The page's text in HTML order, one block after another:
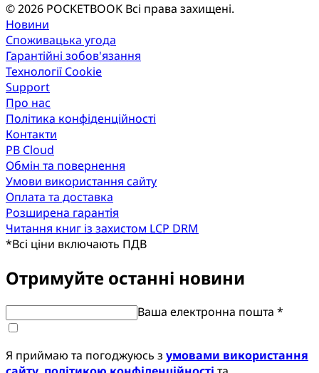
© 2026 POCKETBOOK Всі права захищені.
Новини
Споживацька угода
Гарантійні зобов'язання
Технології Cookie
Support
Про нас
Політика конфіденційності
Контакти
PB Cloud
Обмін та повернення
Умови використання сайту
Оплата та доставка
Розширена гарантія
Читання книг із захистом LCP DRM
*Всі ціни включають ПДВ
Отримуйте останні новини
Ваша електронна пошта *
Я приймаю та погоджуюсь з умовами використання